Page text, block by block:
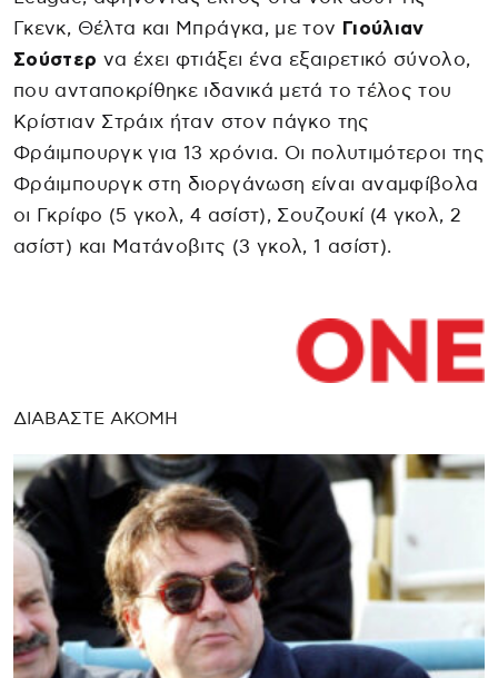
Γκενκ, Θέλτα και Μπράγκα, με τον Γιούλιαν
Σούστερ να έχει φτιάξει ένα εξαιρετικό σύνολο,
που ανταποκρίθηκε ιδανικά μετά το τέλος του
Κρίστιαν Στράιχ ήταν στον πάγκο της
Φράιμπουργκ για 13 χρόνια. Οι πολυτιμότεροι της
Φράιμπουργκ στη διοργάνωση είναι αναμφίβολα
οι Γκρίφο (5 γκολ, 4 ασίστ), Σουζουκί (4 γκολ, 2
ασίστ) και Ματάνοβιτς (3 γκολ, 1 ασίστ).
ΔΙΑΒΑΣΤΕ ΑΚΟΜΗ